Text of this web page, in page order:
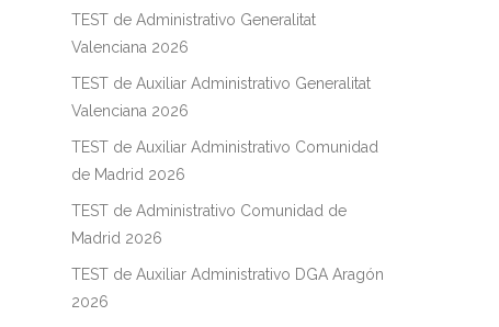
TEST de Administrativo Generalitat
Valenciana 2026
TEST de Auxiliar Administrativo Generalitat
Valenciana 2026
TEST de Auxiliar Administrativo Comunidad
de Madrid 2026
TEST de Administrativo Comunidad de
Madrid 2026
TEST de Auxiliar Administrativo DGA Aragón
2026